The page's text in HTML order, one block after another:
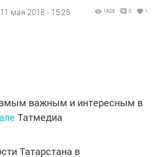
11 мая 2018 - 15:25 1628 0 1
важным и интересным в
Татмедиа
Татарстана в